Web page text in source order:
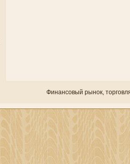
Финансовый рынок,